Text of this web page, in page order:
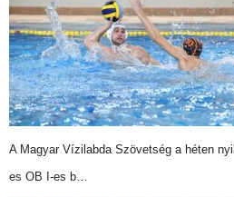
A Magyar Vízilabda Szövetség a héten
es OB I-es b…